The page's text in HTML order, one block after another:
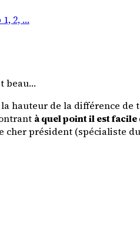
1, 2, …
beau…
hauteur de la différence de
à quel point il est
cher président (spécialiste